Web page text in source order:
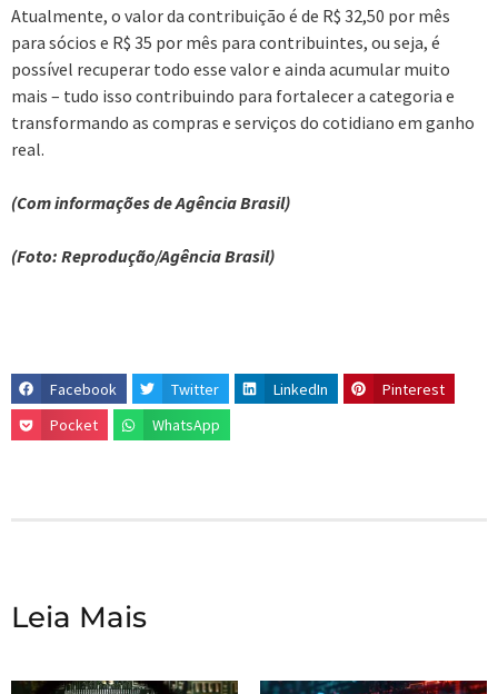
Atualmente, o valor da contribuição é de R$ 32,50 por mês
para sócios e R$ 35 por mês para contribuintes, ou seja, é
possível recuperar todo esse valor e ainda acumular muito
mais – tudo isso contribuindo para fortalecer a categoria e
transformando as compras e serviços do cotidiano em ganho
real.
(Com informações de Agência Brasil)
(Foto: Reprodução/Agência Brasil)
Facebook Twitter LinkedIn
Pinterest
Pocket
WhatsApp
Leia Mais